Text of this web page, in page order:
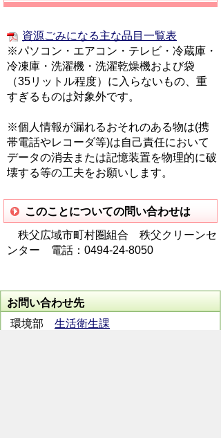
資源ごみになる主な品目一覧表
※パソコン・エアコン・テレビ・冷蔵庫・
冷凍庫・洗濯機・洗濯乾燥機および袋
（35リットル程度）に入らないもの、重
すぎるものは対象外です。
※個人情報が漏れるおそれのある物は(携
帯電話やレコーダ等)は自己責任において
データの消去または記憶装置を物理的に破
壊する等の工夫をお願いします。
このことについての問い合わせは
秩父広域市町村圏組合 秩父クリーンセ
ンター 電話：0494-24-8050
お問い合わせ先
環境部 生活衛生課